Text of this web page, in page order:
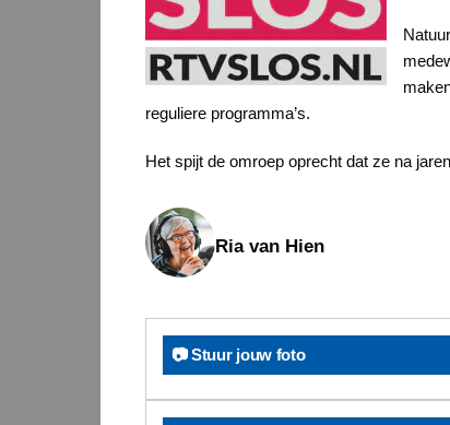
reguliere programma’s.
Het spijt de omroep oprecht dat ze na
Ria van Hien
📷 Stuur jouw foto